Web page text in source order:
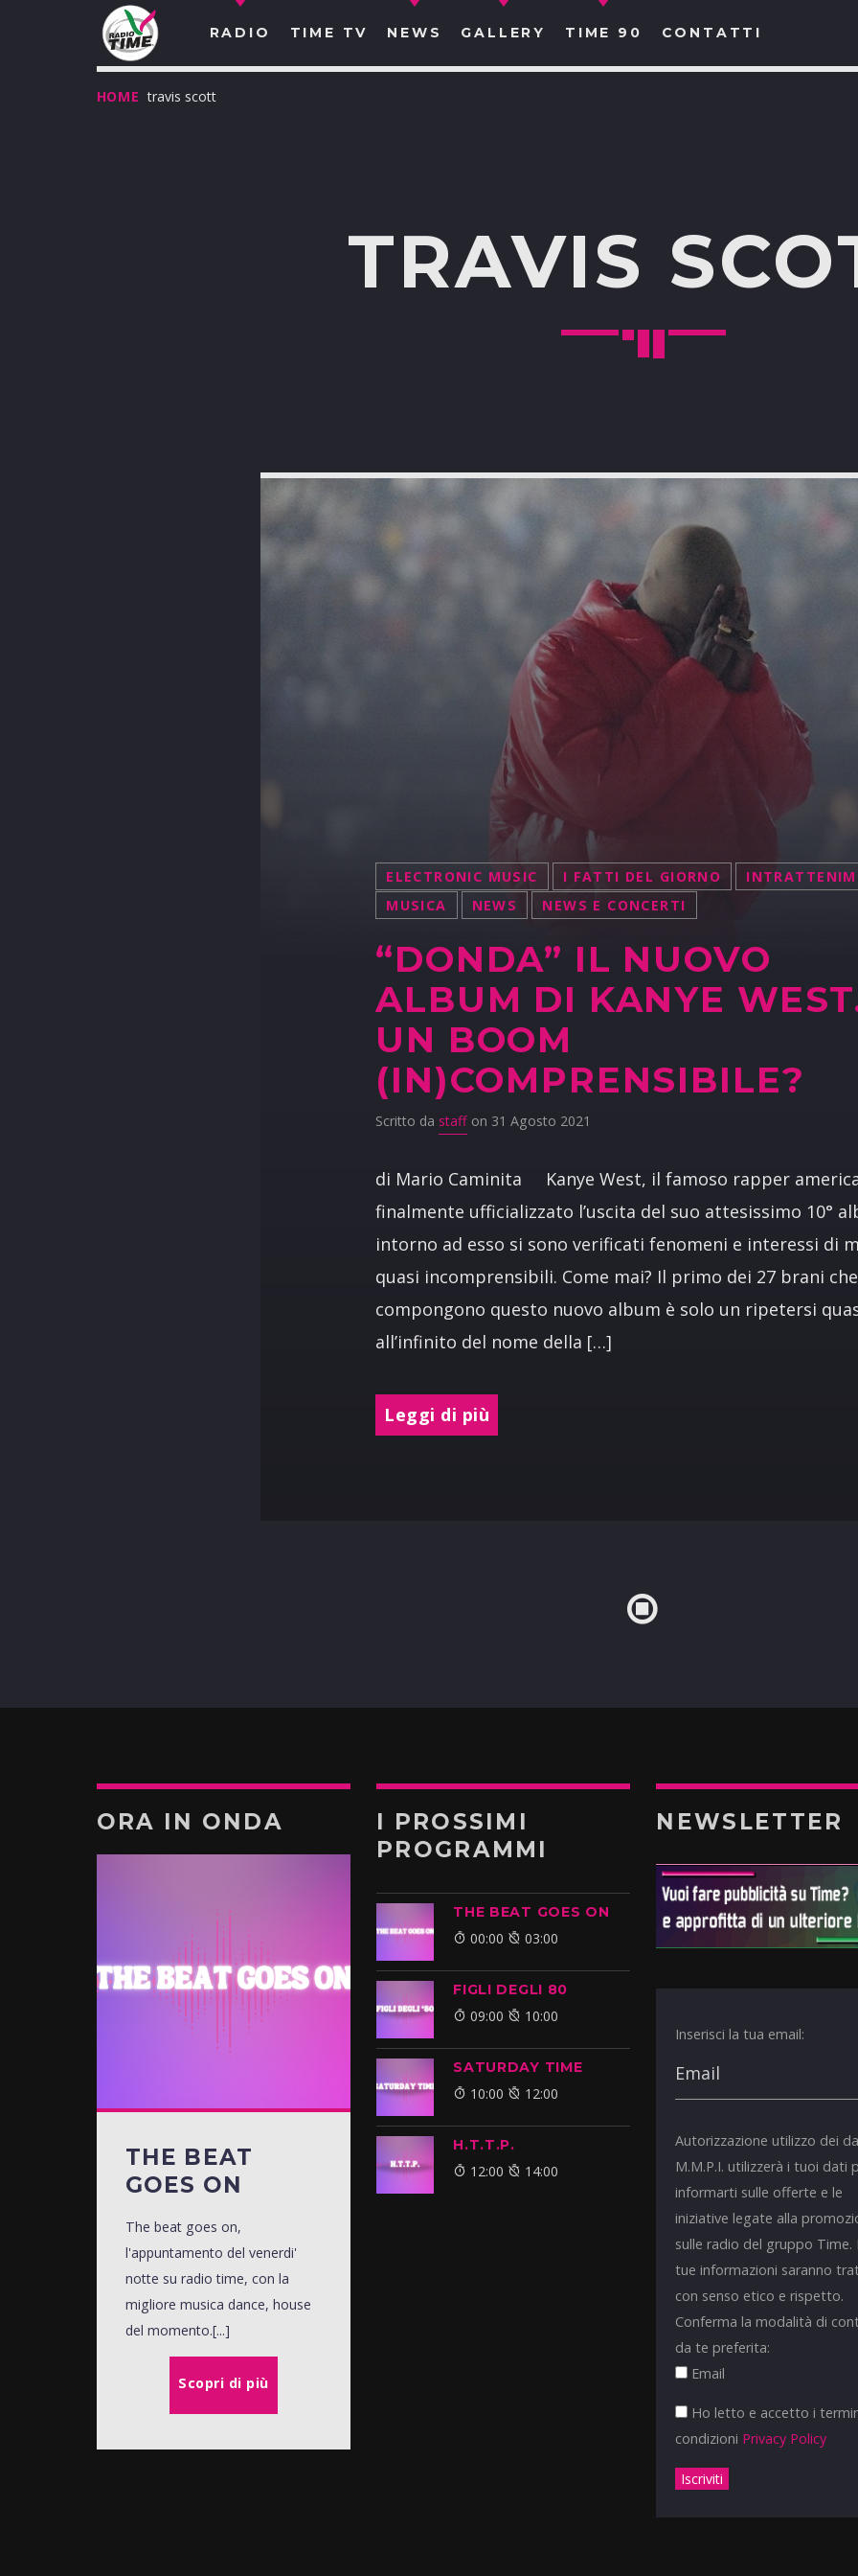
RADIO TIME TV NEWS GALLERY TIME 90 CONTATTI
HOME travis scott
TRAVIS
ELECTRONIC MUSIC I FATTI DEL GIORNO
MUSICA
NEWS NEWS E CONCERTI
“DONDA” IL NUOVO
ALBUM DI KANYE
UN BOOM
(IN)COMPRENSIBILE?
Scritto da staff on 31 Agosto 2021
di Mario Caminita Kanye West, il famoso rapper
finalmente ufficializzato l’uscita del suo attesissimo 10°
intorno ad esso si sono verificati fenomeni e interessi di
quasi incomprensibili. Come mai? Il primo dei 27 brani che
compongono questo nuovo album è solo un ripetersi
all’infinito del nome della […]
Leggi di più
ORA IN ONDA
THE BEAT
GOES ON
The beat goes on,
l'appuntamento del venerdi'
notte su radio time, con la
migliore musica dance, house
del momento.[...]
Scopri di più
I PROSSIMI
PROGRAMMI
THE BEAT GOES ON
00:00 03:00
FIGLI DEGLI 80
09:00 10:00
SATURDAY TIME
10:00 12:00
H.T.T.P.
12:00 14:00
NEWSLETTER
Inserisci la tua email:
Autorizzazione utilizzo dei
M.M.P.I. utilizzerà i tuoi dati
informarti sulle offerte e le
iniziative legate alla
sulle radio del gruppo Time.
tue informazioni saranno
con senso etico e rispetto.
Conferma la modalità di
da te preferita:
Email
Ho letto e accetto i
condizioni Privacy Policy